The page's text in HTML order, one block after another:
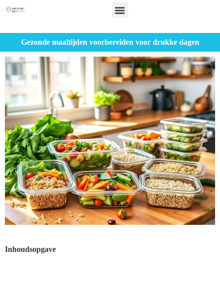
Gezonde maaltijden voorbereiden voor drukke dagen
Inhoudsopgave